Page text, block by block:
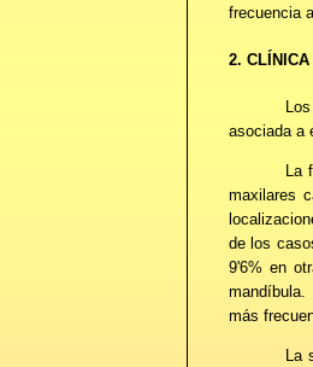
frecuencia
2. CLÍNICA
asociada a
La
maxilares
de los
9'6% en
más
La